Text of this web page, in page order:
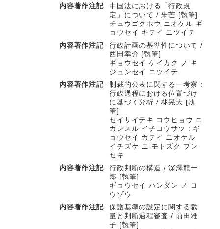
内容著作注記
中国法における「行政規
定」について / 朱芒 [執筆]
チュウゴクホウ ニオケル ギ
ョウセイ キテイ ニツイテ
内容著作注記
行政計画の基準性について /
西田幸介 [執筆]
ギョウセイ ケイカク ノ キ
ジュンセイ ニツイテ
内容著作注記
制裁的公表に関する一考察 :
行政過程における位置づけ
に基づく分析 / 林晃大 [執
筆]
セイサイテキ コウヒョウ ニ
カンスル イチコウサツ : ギ
ョウセイ カテイ ニオケル
イチズケ ニ モトズク ブン
セキ
内容著作注記
行政判断の構造 / 深澤龍一
郎 [執筆]
ギョウセイ ハンダン ノ コ
ウゾウ
内容著作注記
保護基準の設定に関する裁
量と判断過程審査 / 前田雅
子 [執筆]